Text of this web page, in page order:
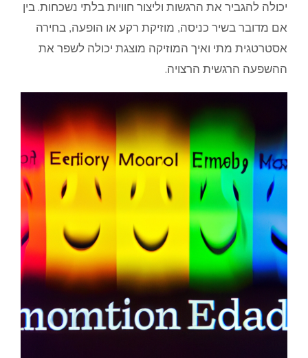
יכולה להגביר את הרגשות וליצור חוויות בלתי נשכחות. בין
אם מדובר בשיר כניסה, מוזיקת רקע או הופעה, בחירה
אסטרטגית מתי ואיך המוזיקה מוצגת יכולה לשפר את
ההשפעה הרגשית הרצויה.